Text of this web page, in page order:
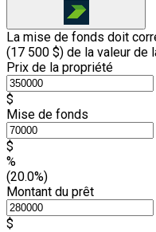
La mise de fonds doit
(17 500 $) de la valeur de
Prix de la propriété
$
Mise de fonds
$
%
(20.0%)
Montant du prêt
$